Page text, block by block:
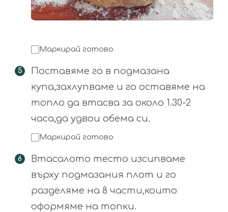
Маркирай готово
Поставяме го в подмазана
купа,захлупваме и го оставяме на
топло да втасва за около 1.30-2
часа,да удвои обема си.
Маркирай готово
Втасалото тесто изсипваме
върху подмазания плот и го
разделяме на 8 части,които
оформяме на топки.